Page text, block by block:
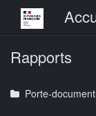
Menu principal
Rapports
Porte-